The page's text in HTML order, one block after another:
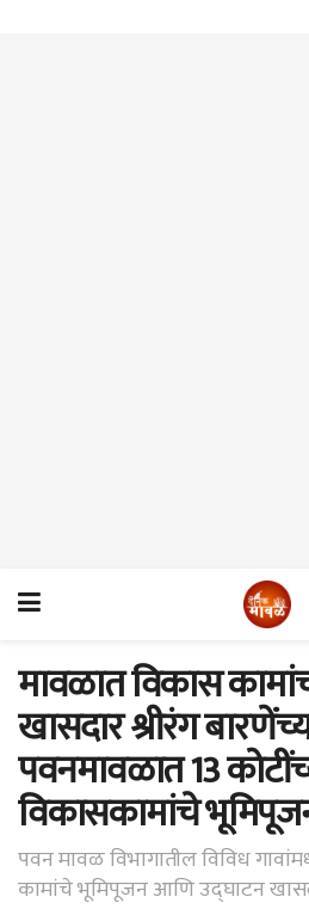
मावळात विकास
खासदार श्रीरंग
पवनमावळात 13
विकासकामांचे
पवन मावळ विभागातील विविध
कामांचे भूमिपूजन आणि उद्घाटन